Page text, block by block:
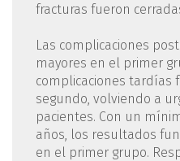
fracturas fueron
Las complicaciones
mayores en el primer
complicaciones tardías
segundo, volviendo a
pacientes. Con un
años, los resultados
en el primer grupo.